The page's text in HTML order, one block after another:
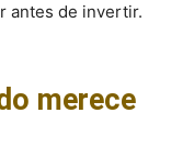
antes de invertir.
merece